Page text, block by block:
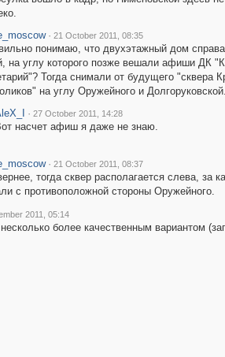
· 21 October 2011, 08:35
понимаю, что двухэтажный дом справа
на углу которого позже вешали афиши ДК
Тогда снимали от будущего "сквера
на углу Оружейного и
· 27 October 2011, 14:28
насчет афиш я даже не знаю.
· 21 October 2011, 08:37
тогда сквер располагается слева, за
с противоположной стороны Оружейного.
2011, 05:14
более качественным вариантом